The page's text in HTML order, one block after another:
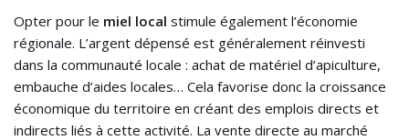
Opter pour le miel local stimule également l’économie
régionale. L’argent dépensé est généralement réinvesti
dans la communauté locale : achat de matériel d’apiculture,
embauche d’aides locales… Cela favorise donc la croissance
économique du territoire en créant des emplois directs et
indirects liés à cette activité. La vente directe au marché